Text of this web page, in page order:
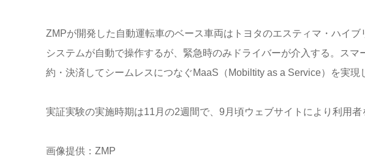
ZMPが開発した自動運転車のベース車両はトヨタのエスティマ・ハイ
システムが自動で操作するが、緊急時のみドライバーが介入する。ス
約・決済してシームレスにつなぐMaaS（Mobiltity as a Service）を実現
実証実験の実施時期は11月の2週間で、9月頃ウェブサイトにより利用者
画像提供：ZMP